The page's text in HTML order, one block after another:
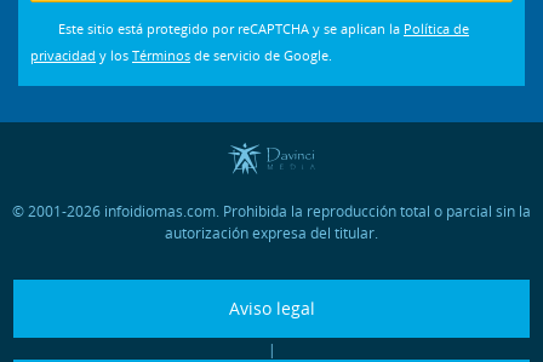
Este sitio está protegido por reCAPTCHA y se aplican la Política de
privacidad y los Términos de servicio de Google.
© 2001-2026 infoidiomas.com. Prohibida la reproducción total o parcial sin la
autorización expresa del titular.
Aviso legal
|